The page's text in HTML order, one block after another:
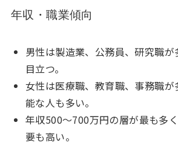
年収・職業傾向
男性は製造業、公務員、研究職
目立つ。
女性は医療職、教育職、事務職
能な人も多い。
年収500〜700万円の層が最も多
要も高い。